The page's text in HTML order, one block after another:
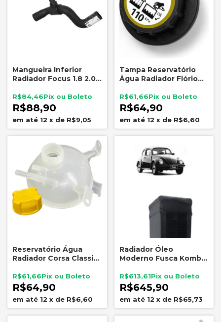
Mangueira Inferior
Radiador Focus 1.8 2.0
RB7579
R$88,90
R$84,46
12 x de R$9,05
Tampa Reservatório
Água Radiador Flório
Ranger F350 F4000
R$64,90
R$61,66
12 x de R$6,60
Reservatório Água
Radiador Corsa Classic
Tampa Gonel
R$64,90
R$61,66
12 x de R$6,60
Radiador Óleo
Moderno Fusca Kombi
Dew Parts
R$645,90
R$613,61
12 x de R$65,73